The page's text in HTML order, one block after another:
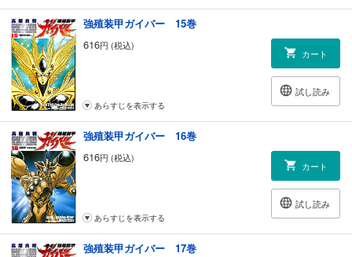
強殖装甲ガイバー 15巻
616円 (税込)
カート
試し読み
あらすじを表示する
強殖装甲ガイバー 16巻
616円 (税込)
カート
試し読み
あらすじを表示する
強殖装甲ガイバー 17巻